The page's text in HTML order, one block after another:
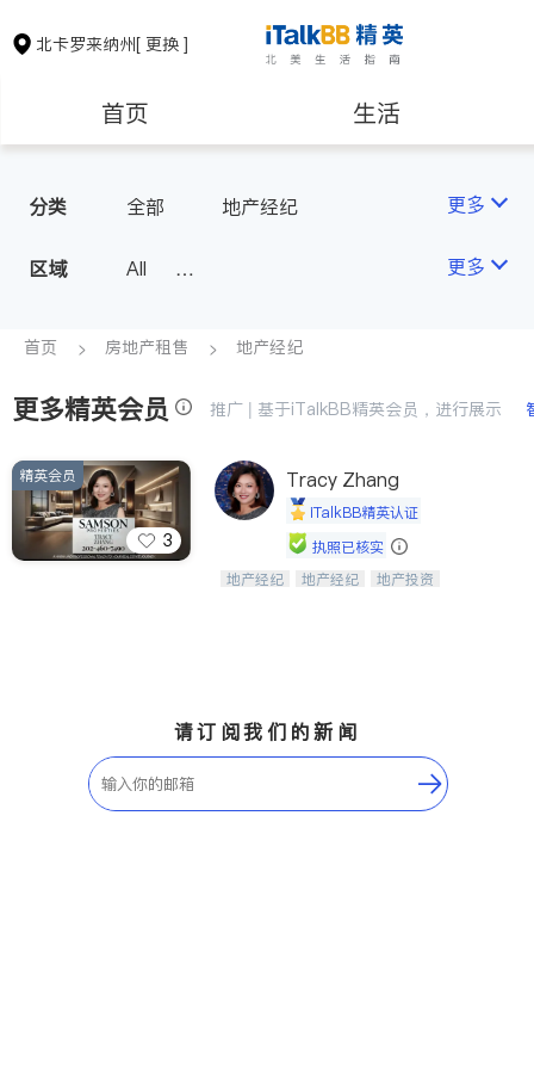
北卡罗来纳州[ 更换 ]
首页 生活
房地产租售
教育
非盈利组织
分类 全部 地产经纪 更多
区域
All
更多
首页 房地产租售 地产经纪
更多精英会员 推广 | 基于iTalkBB精英会员，进行展示
3
精英会员 Tracy Zhang
iTalkBB精英认证
执照已核实
Tracy Zhang - 引领大华府地区房产
地产经纪 地产经纪
地产投资
请订阅我们的新闻